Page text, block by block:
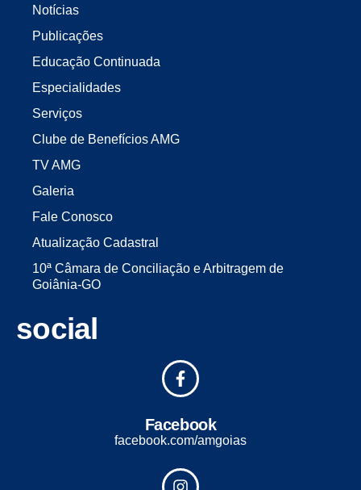
Notícias
Publicações
Educação Continuada
Especialidades
Serviços
Clube de Benefícios AMG
TV AMG
Galeria
Fale Conosco
Atualização Cadastral
10ª Câmara de Conciliação e Arbitragem de
Goiânia-GO
social
Facebook
facebook.com/amgoias